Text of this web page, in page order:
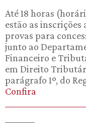
Até 18 horas
estão as
provas para
junto ao
Financeiro e
em Direito
parágrafo 1º, do
Confira